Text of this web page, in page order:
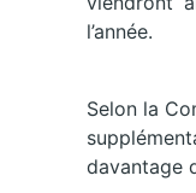
l’année.
Selon la
davantage